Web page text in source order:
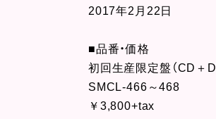
2017年2月22日
■品番・価格
初回生産限定盤（CD＋
SMCL-466～468
￥3,800+tax